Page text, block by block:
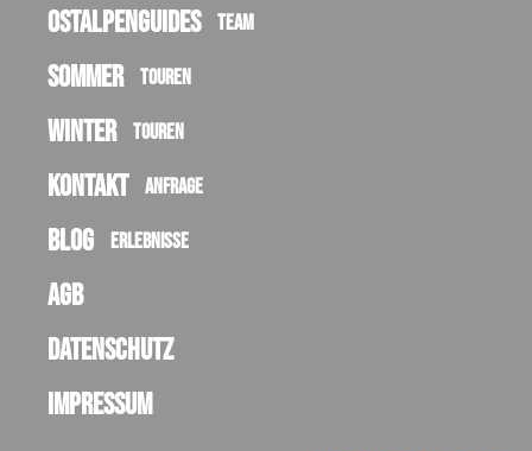
Ostalpenguides Team
Sommer Touren
Winter Touren
Kontakt Anfrage
Blog Erlebnisse
AGB
Datenschutz
Impressum